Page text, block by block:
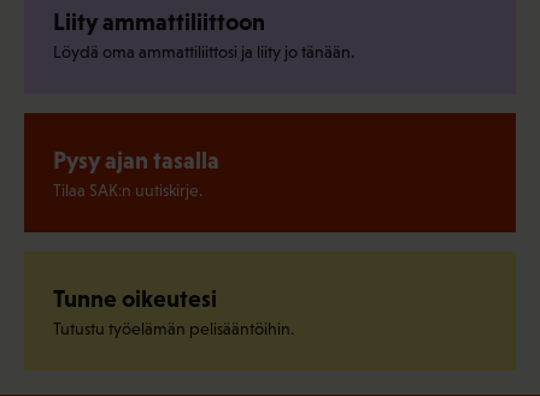
Liity ammattiliittoon
Löydä oma ammattiliittosi ja liity jo tänään.
Pysy ajan tasalla
Tilaa SAK:n uutiskirje.
Tunne oikeutesi
Tutustu työelämän pelisääntöihin.